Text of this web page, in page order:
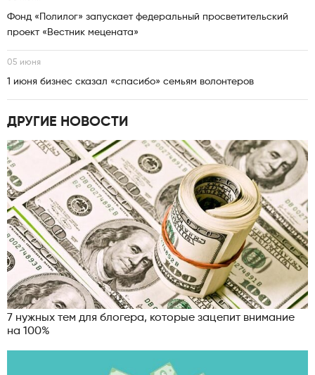
Фонд «Полилог» запускает федеральный просветительский
проект «Вестник мецената»
05 июня
1 июня бизнес сказал «спасибо» семьям волонтеров
ДРУГИЕ НОВОСТИ
7 нужных тем для блогера, которые зацепит внимание
на 100%